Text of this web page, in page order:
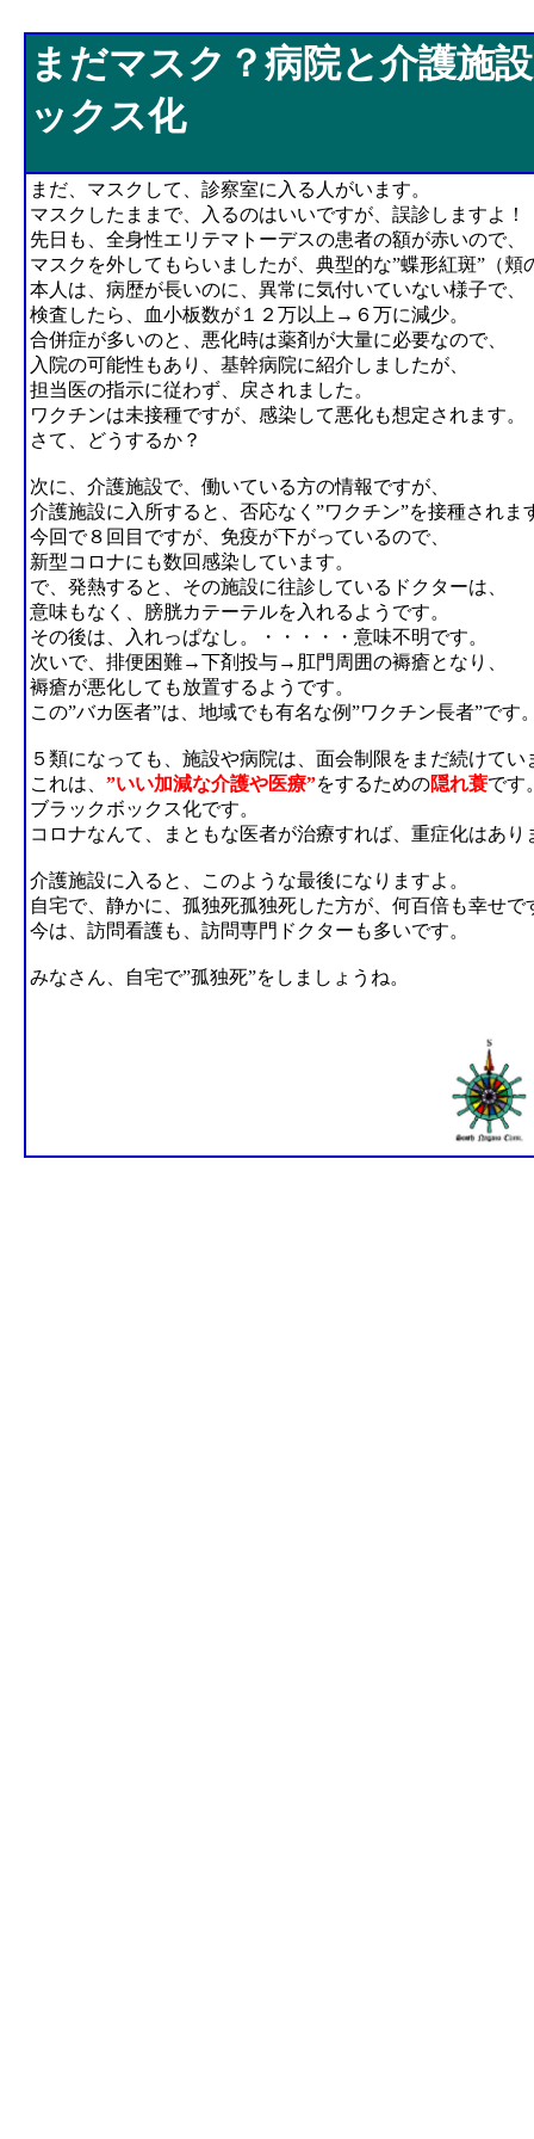
まだマスク？病院と介護施
ックス化
まだ、マスクして、診察室に入る人がいます。
マスクしたままで、入るのはいいですが、誤診しますよ！
先日も、全身性エリテマトーデスの患者の額が赤いので、
マスクを外してもらいましたが、典型的な”蝶形紅斑”（頬
本人は、病歴が長いのに、異常に気付いていない様子で、
検査したら、血小板数が１２万以上→６万に減少。
合併症が多いのと、悪化時は薬剤が大量に必要なので、
入院の可能性もあり、基幹病院に紹介しましたが、
担当医の指示に従わず、戻されました。
ワクチンは未接種ですが、感染して悪化も想定されます。
さて、どうするか？
次に、介護施設で、働いている方の情報ですが、
介護施設に入所すると、否応なく”ワクチン”を接種されま
今回で８回目ですが、免疫が下がっているので、
新型コロナにも数回感染しています。
で、発熱すると、その施設に往診しているドクターは、
意味もなく、膀胱カテーテルを入れるようです。
その後は、入れっぱなし。・・・・・意味不明です。
次いで、排便困難→下剤投与→肛門周囲の褥瘡となり、
褥瘡が悪化しても放置するようです。
この”バカ医者”は、地域でも有名な例”ワクチン長者”です
５類になっても、施設や病院は、面会制限をまだ続けてい
これは、 ”いい加減な介護や医療”をするための隠れ蓑です
ブラックボックス化です。
コロナなんて、まともな医者が治療すれば、重症化はあり
介護施設に入ると、このような最後になりますよ。
自宅で、静かに、孤独死孤独死した方が、何百倍も幸せで
今は、訪問看護も、訪問専門ドクターも多いです。
みなさん、自宅で”孤独死”をしましょうね。